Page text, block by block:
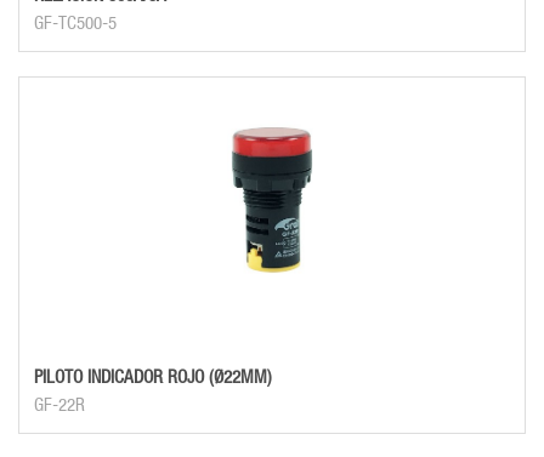
GF-TC500-5
PILOTO INDICADOR ROJO (Ø22MM)
GF-22R